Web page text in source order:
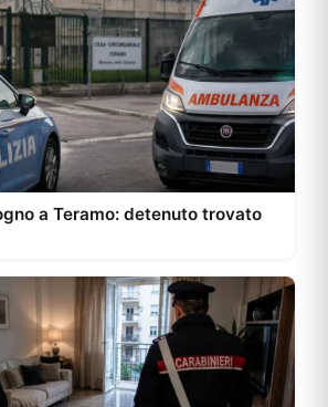
a Teramo: detenuto trovato